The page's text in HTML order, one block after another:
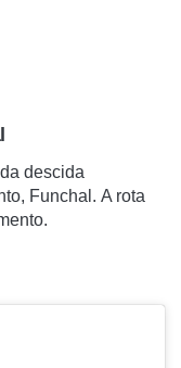
descida
Funchal. A rota